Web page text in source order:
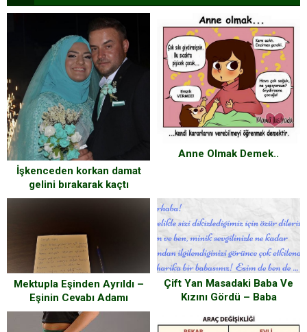
İşkenceden korkan damat
gelini bırakarak kaçtı
Anne Olmak Demek..
Mektupla Eşinden Ayrıldı –
Eşinin Cevabı Adamı
Doğduğuna Pişman Etti
Çift Yan Masadaki Baba Ve
Kızını Gördü – Baba
Karşısında Gözyaşlarını